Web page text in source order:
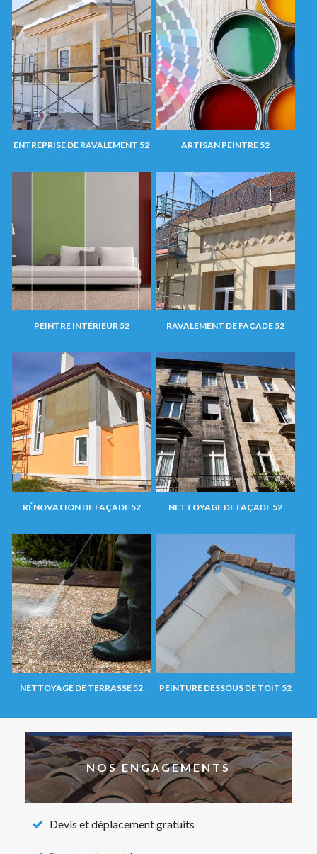
ENTREPRISE DE RAVALEMENT 52 ARTISAN PEINTRE 52
PEINTRE INTÉRIEUR 52 RAVALEMENT DE FAÇADE 52
RÉNOVATION DE FAÇADE 52 NETTOYAGE DE FAÇADE 52
NETTOYAGE DE TERRASSE 52 PEINTURE DESSOUS DE TOIT 52
NOS ENGAGEMENTS
Devis et déplacement gratuits